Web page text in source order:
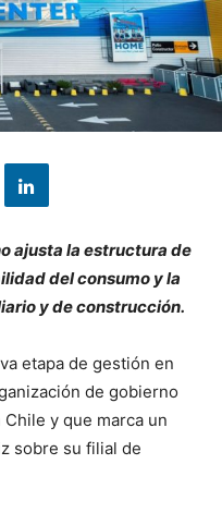
ajusta la estructura de
del consumo y la
y de construcción.
etapa de gestión en
de gobierno
y que marca un
sobre su filial de